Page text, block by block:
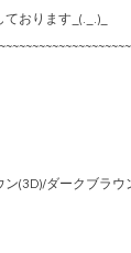
おります_(._.)_
(3D)/ダークブラウ